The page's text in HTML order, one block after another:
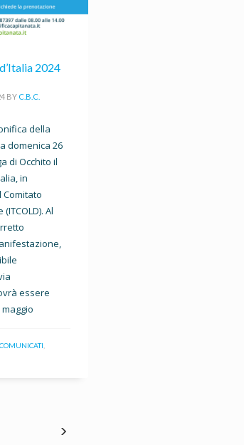
2024
BY C.B.C.
della
domenica 26
di Occhito il
in
Al
essere
COMUNICATI